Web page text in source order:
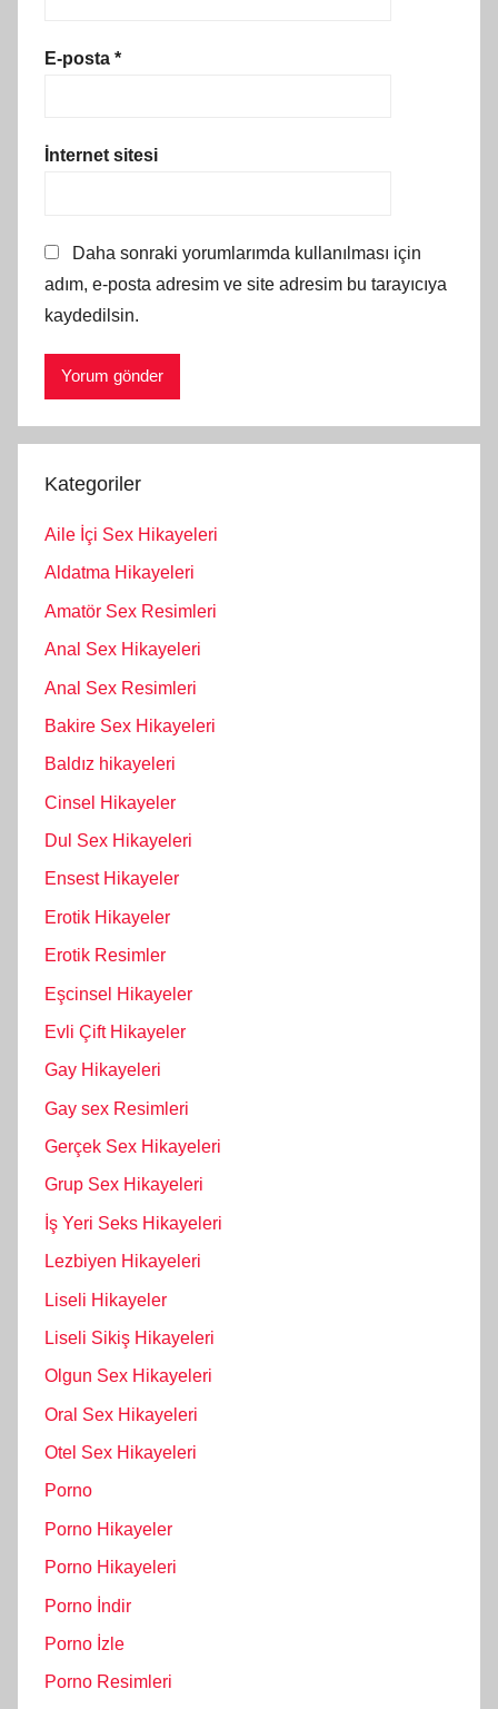
E-posta *
İnternet sitesi
Daha sonraki yorumlarımda kullanılması için
adım, e-posta adresim ve site adresim bu tarayıcıya
kaydedilsin.
Kategoriler
Aile İçi Sex Hikayeleri
Aldatma Hikayeleri
Amatör Sex Resimleri
Anal Sex Hikayeleri
Anal Sex Resimleri
Bakire Sex Hikayeleri
Baldız hikayeleri
Cinsel Hikayeler
Dul Sex Hikayeleri
Ensest Hikayeler
Erotik Hikayeler
Erotik Resimler
Eşcinsel Hikayeler
Evli Çift Hikayeler
Gay Hikayeleri
Gay sex Resimleri
Gerçek Sex Hikayeleri
Grup Sex Hikayeleri
İş Yeri Seks Hikayeleri
Lezbiyen Hikayeleri
Liseli Hikayeler
Liseli Sikiş Hikayeleri
Olgun Sex Hikayeleri
Oral Sex Hikayeleri
Otel Sex Hikayeleri
Porno
Porno Hikayeler
Porno Hikayeleri
Porno İndir
Porno İzle
Porno Resimleri